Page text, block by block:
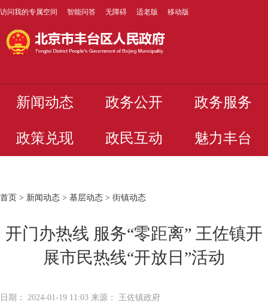
访问我的专属空间 智能问答 无障碍 适老版 移动版
新闻动态 政务公开 政务服务
政策兑现 政民互动 魅力丰台
首页 > 新闻动态 > 基层动态 > 街镇动态
开门办热线 服务“零距离” 王佐镇开
展市民热线“开放日”活动
日期： 2024-01-19 11:03 来源： 王佐镇政府